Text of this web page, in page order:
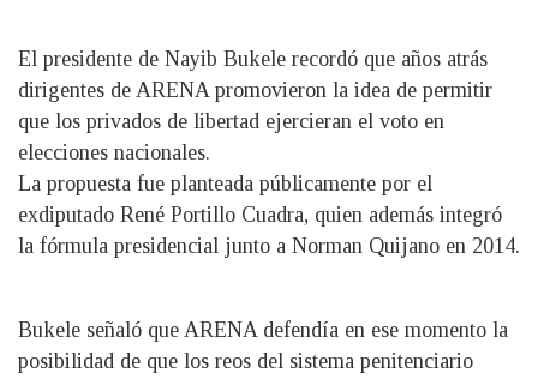
El presidente de Nayib Bukele recordó que años atrás
dirigentes de ARENA promovieron la idea de permitir
que los privados de libertad ejercieran el voto en
elecciones nacionales.
La propuesta fue planteada públicamente por el
exdiputado René Portillo Cuadra, quien además integró
la fórmula presidencial junto a Norman Quijano en 2014.
Bukele señaló que ARENA defendía en ese momento la
posibilidad de que los reos del sistema penitenciario